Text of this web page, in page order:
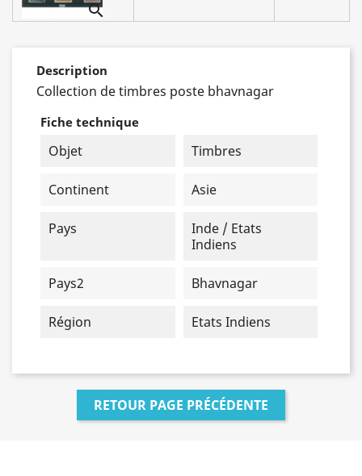

Description
Collection de timbres poste bhavnagar
Fiche technique
Objet Timbres
Continent Asie
Pays
Inde / Etats
Indiens
Pays2 Bhavnagar
Région Etats Indiens
RETOUR PAGE PRÉCÉDENTE